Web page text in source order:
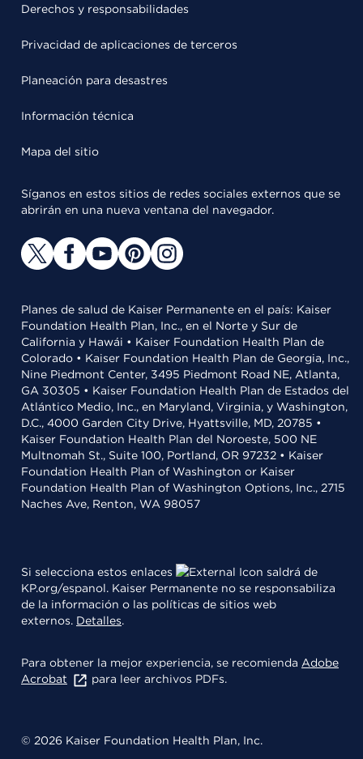
Derechos y responsabilidades
Privacidad de aplicaciones de terceros
Planeación para desastres
Información técnica
Mapa del sitio
Síganos en estos sitios de redes sociales externos que se
abrirán en una nueva ventana del navegador.
Planes de salud de Kaiser Permanente en el país: Kaiser
Foundation Health Plan, Inc., en el Norte y Sur de
California y Hawái • Kaiser Foundation Health Plan de
Colorado • Kaiser Foundation Health Plan de Georgia, Inc.,
Nine Piedmont Center, 3495 Piedmont Road NE, Atlanta,
GA 30305 • Kaiser Foundation Health Plan de Estados del
Atlántico Medio, Inc., en Maryland, Virginia, y Washington,
D.C., 4000 Garden City Drive, Hyattsville, MD, 20785 •
Kaiser Foundation Health Plan del Noroeste, 500 NE
Multnomah St., Suite 100, Portland, OR 97232 • Kaiser
Foundation Health Plan of Washington or Kaiser
Foundation Health Plan of Washington Options, Inc., 2715
Naches Ave, Renton, WA 98057
Si selecciona estos enlaces
saldrá de
KP.org/espanol. Kaiser Permanente no se responsabiliza
de la información o las políticas de sitios web
externos. Detalles.
Para obtener la mejor experiencia, se recomienda Adobe
Acrobat
para leer archivos PDFs.
© 2026 Kaiser Foundation Health Plan, Inc.